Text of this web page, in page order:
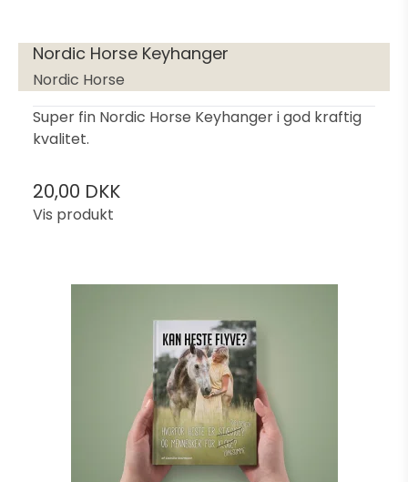
Nordic Horse Keyhanger
Nordic Horse
Super fin Nordic Horse Keyhanger i god kraftig
kvalitet.
20,00 DKK
Vis produkt